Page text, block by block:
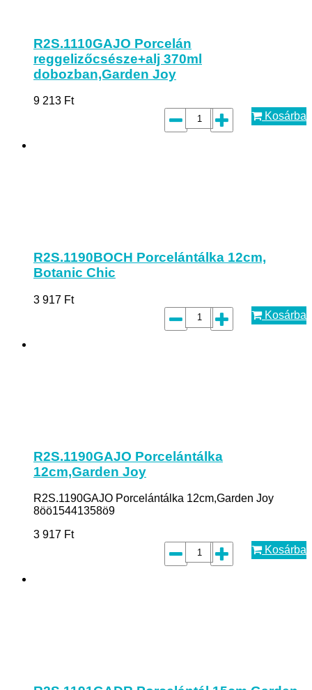
R2S.1110GAJO Porcelán
reggelizőcsésze+alj 370ml
dobozban,Garden Joy
9 213 Ft
Kosárba
R2S.1190BOCH Porcelántálka 12cm,
Botanic Chic
3 917 Ft
Kosárba
R2S.1190GAJO Porcelántálka
12cm,Garden Joy
R2S.1190GAJO Porcelántálka 12cm,Garden Joy
8öö15441358ö9
3 917 Ft
Kosárba